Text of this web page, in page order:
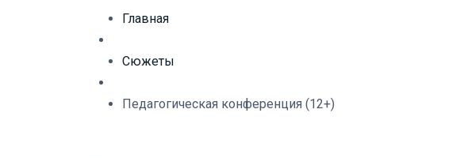
Главная
Сюжеты
Педагогическая конференция (12+)